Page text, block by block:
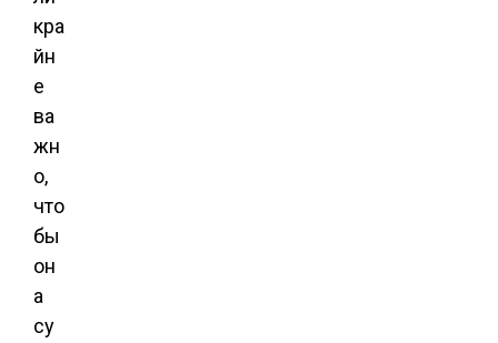
кра
йн
е
ва
жн
о,
что
бы
он
а
су